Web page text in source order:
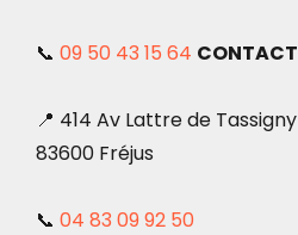
📞 09 50 43 15 64 CONTACT
📍 414 Av Lattre de Tassigny
83600 Fréjus
📞 04 83 09 92 50